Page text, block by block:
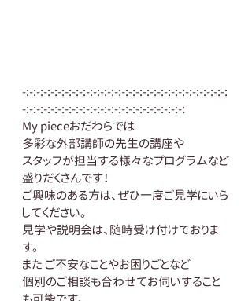
-:-:-:-:-:-:-:-:-:-:-:-:-:-:-:-:-:-:-:-:-:-:-:-:-:-:-:-:-:
-:-:-:-:-:-:-:-:-:-:-:-:-:-:-:-:-:-:-:-:-:-:-:
My pieceおだわらでは
多彩な外部講師の先生の講座や
スタッフが担当する様々なプログラムなど
盛りだくさんです！
ご興味のある方は、ぜひ一度ご見学にいら
してください。
見学や説明会は、随時受け付けておりま
す。
また ご不安なことやお困りごとなど
個別のご相談も合わせてお伺いすること